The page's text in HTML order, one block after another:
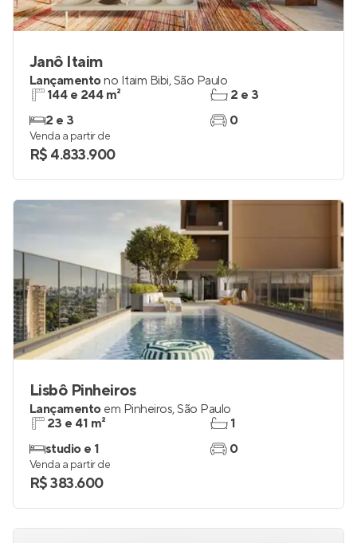
Janô Itaim
Lançamentono Itaim Bibi,São Paulo
144 e 244 m²
2 e 3
2 e 3
0
Venda a partir de
R$ 4.833.900
Lisbô Pinheiros
Lançamento em Pinheiros,São Paulo
23 e 41 m²
studio e 1
1
0
Venda a partir de
R$ 383.600